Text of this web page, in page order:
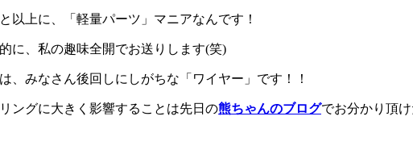
以上に、「軽量パーツ」マニアなんです！
に、私の趣味全開でお送りします(笑)
みなさん後回しにしがちな「ワイヤー」です！！
ングに大きく影響することは先日の熊ちゃんのブログでお分かり頂